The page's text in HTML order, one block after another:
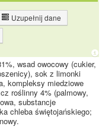
Uzupełnij dane
wsad owocowy (cukier,
sok z limonki
kompleksy miedziowe
roślinny 4% (palmowy,
substancje
chleba świętojańskiego;